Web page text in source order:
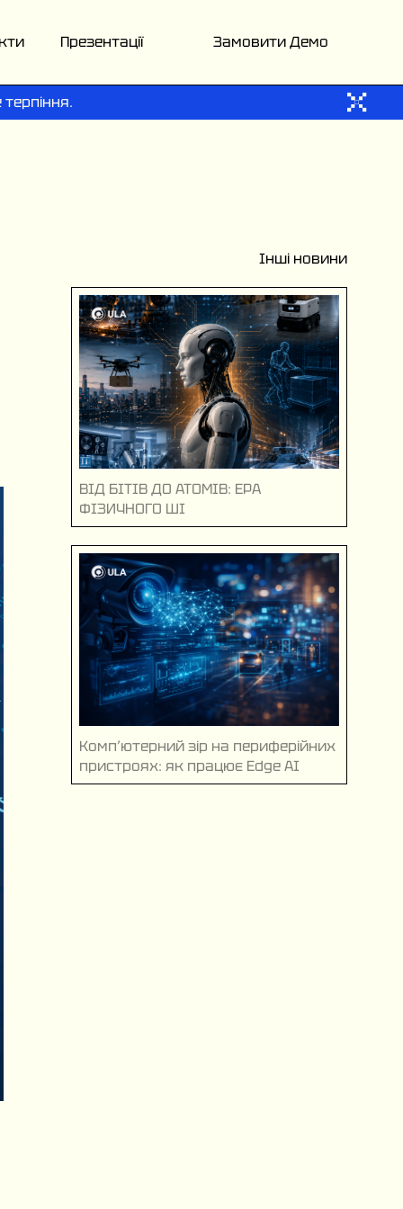
Презентації Замовити Демо
Інші новини
ВІД БІТІВ ДО АТОМІВ: ЕРА
ФІЗИЧНОГО ШІ
Комп’ютерний зір на периферійних
пристроях: як працює Edge AI